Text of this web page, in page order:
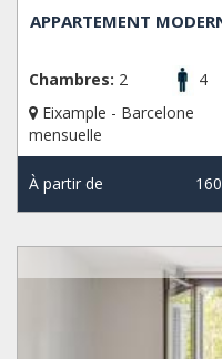
APPARTEMENT
Chambres: 2 4
Eixample - Barcelone
mensuelle
À partir de